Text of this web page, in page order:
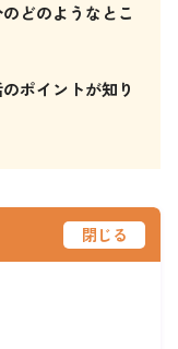
どのようなとこ
ポイントが知り
閉じる